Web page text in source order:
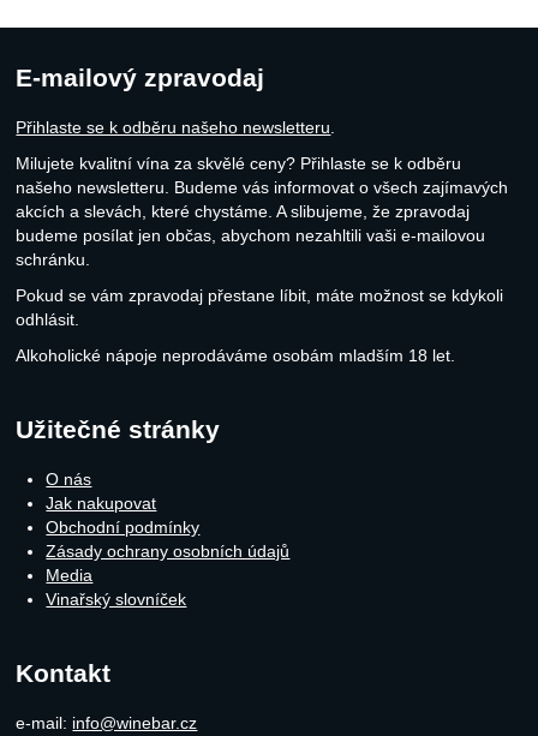
E-mailový zpravodaj
Přihlaste se k odběru našeho newsletteru
Milujete kvalitní vína za skvělé ceny? Přihlaste se k odběru
našeho newsletteru. Budeme vás informovat o všech zajímavých
akcích a slevách, které chystáme. A slibujeme, že zpravodaj
budeme posílat jen občas, abychom nezahltili vaši e-mailovou
schránku.
Pokud se vám zpravodaj přestane líbit, máte možnost se kdykoli
odhlásit.
Alkoholické nápoje neprodáváme osobám mladším 18 let.
Užitečné stránky
O nás
Jak nakupovat
Obchodní podmínky
Zásady ochrany osobních údajů
Media
Vinařský slovníček
Kontakt
e-mail: info@winebar.cz